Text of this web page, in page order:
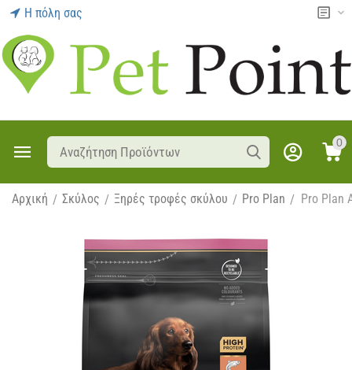
Η πόλη σας
0
Αρχική / Σκύλος / Ξηρές τροφές σκύλου / Pro Plan / Pro Plan